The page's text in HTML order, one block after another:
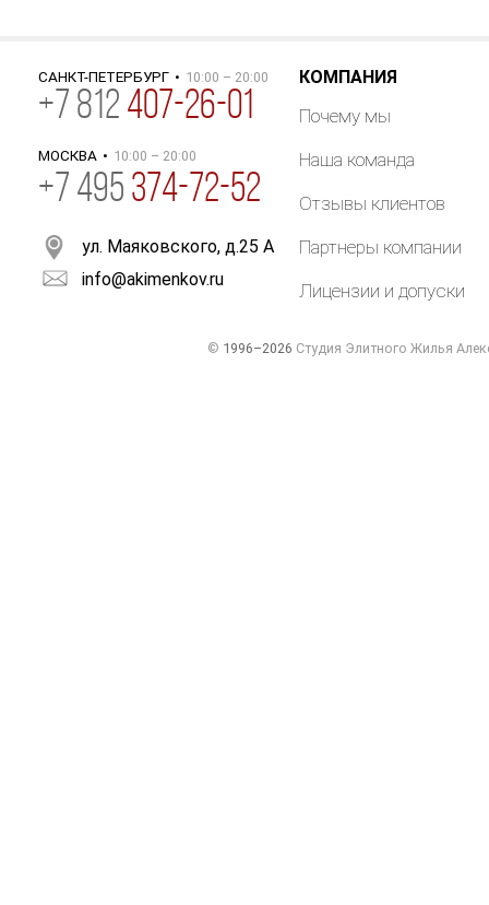
САНКТ-ПЕТЕРБУРГ • 10:00 – 20:00
+7 812 407-26-01
МОСКВА • 10:00 – 20:00
+7 495 374-72-52
ул. Маяковского, д.25 А
info@akimenkov.ru
КОМПАНИЯ
Почему мы
Наша команда
Отзывы клиентов
Партнеры компании
Лицензии и допуски
© 1996–2026 Студия Элитного Жилья